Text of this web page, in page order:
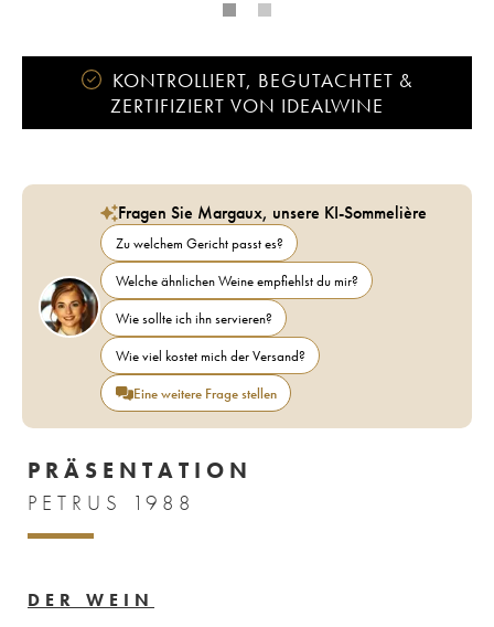
KONTROLLIERT, BEGUTACHTET &
ZERTIFIZIERT VON IDEALWINE
Fragen Sie Margaux, unsere KI-Sommelière
Zu welchem Gericht passt es?
Welche ähnlichen Weine empfiehlst du mir?
Wie sollte ich ihn servieren?
Wie viel kostet mich der Versand?
Eine weitere Frage stellen
PRÄSENTATION
PETRUS 1988
DER WEIN